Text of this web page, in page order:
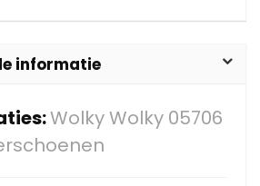
informatie
Wolky Wolky 05706